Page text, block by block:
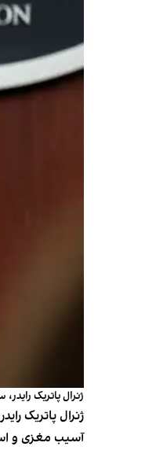
ژنرال پاتریک
آسیب مغزی و